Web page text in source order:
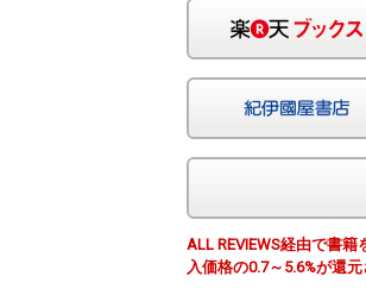
ALL REVIEWS経由で書
入価格の0.7～5.6%が還